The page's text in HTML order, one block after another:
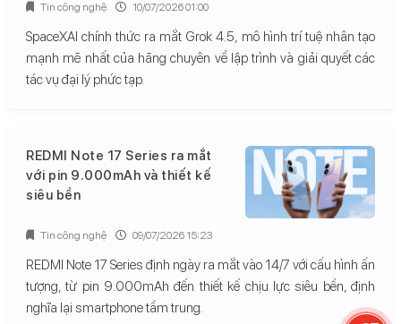
SpaceXAI chính thức ra mắt Grok 4.5, mô hình trí tuệ nhân tạo
mạnh mẽ nhất của hãng chuyên về lập trình và giải quyết các
tác vụ đại lý phức tạp.
Tin công nghệ 10/07/2026 01:00
REDMI Note 17 Series ra mắt
với pin 9.000mAh và thiết kế
siêu bền
REDMI Note 17 Series định ngày ra mắt vào 14/7 với cấu hình ấn
tượng, từ pin 9.000mAh đến thiết kế chịu lực siêu bền, định
nghĩa lại smartphone tầm trung.
Tin công nghệ 09/07/2026 15:23